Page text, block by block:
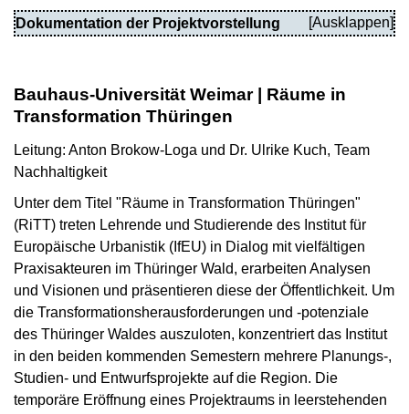
Dokumentation der Projektvorstellung
Bauhaus-Universität Weimar | Räume in
Transformation Thüringen
Leitung: Anton Brokow-Loga und Dr. Ulrike Kuch, Team
Nachhaltigkeit
Unter dem Titel "Räume in Transformation Thüringen"
(RiTT) treten Lehrende und Studierende des Institut für
Europäische Urbanistik (IfEU) in Dialog mit vielfältigen
Praxisakteuren im Thüringer Wald, erarbeiten Analysen
und Visionen und präsentieren diese der Öffentlichkeit. Um
die Transformationsherausforderungen und -potenziale
des Thüringer Waldes auszuloten, konzentriert das Institut
in den beiden kommenden Semestern mehrere Planungs-,
Studien- und Entwurfsprojekte auf die Region. Die
temporäre Eröffnung eines Projektraums in leerstehenden